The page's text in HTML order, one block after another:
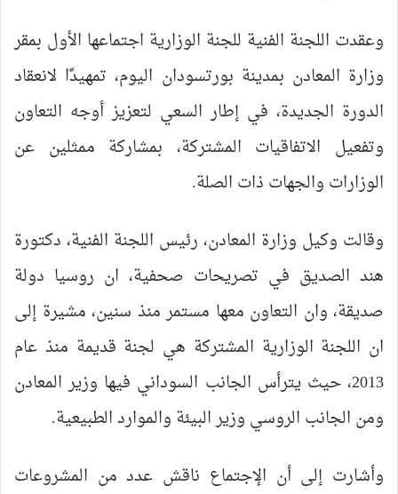
وعقدت اللجنة الفنية للجنة الوزارية اجتماعها الأول بمقر
وزارة المعادن بمدينة بورتسودان اليوم، تمهيدًا لانعقاد
الدورة الجديدة، في إطار السعي لتعزيز أوجه التعاون
وتفعيل الاتفاقيات المشتركة، بمشاركة ممثلين عن
الوزارات والجهات ذات الصلة.
وقالت وكيل وزارة المعادن، رئيس اللجنة الفنية، دكتورة
هند الصديق في تصريحات صحفية، ان روسيا دولة
صديقة، وان التعاون معها مستمر منذ سنين، مشيرة إلى
ان اللجنة الوزارية المشتركة هي لجنة قديمة منذ عام
2013، حيث يترأس الجانب السوداني فيها وزير المعادن
ومن الجانب الروسي وزير البيئة والموارد الطبيعية.
وأشارت إلى أن الإجتماع ناقش عدد من المشروعات